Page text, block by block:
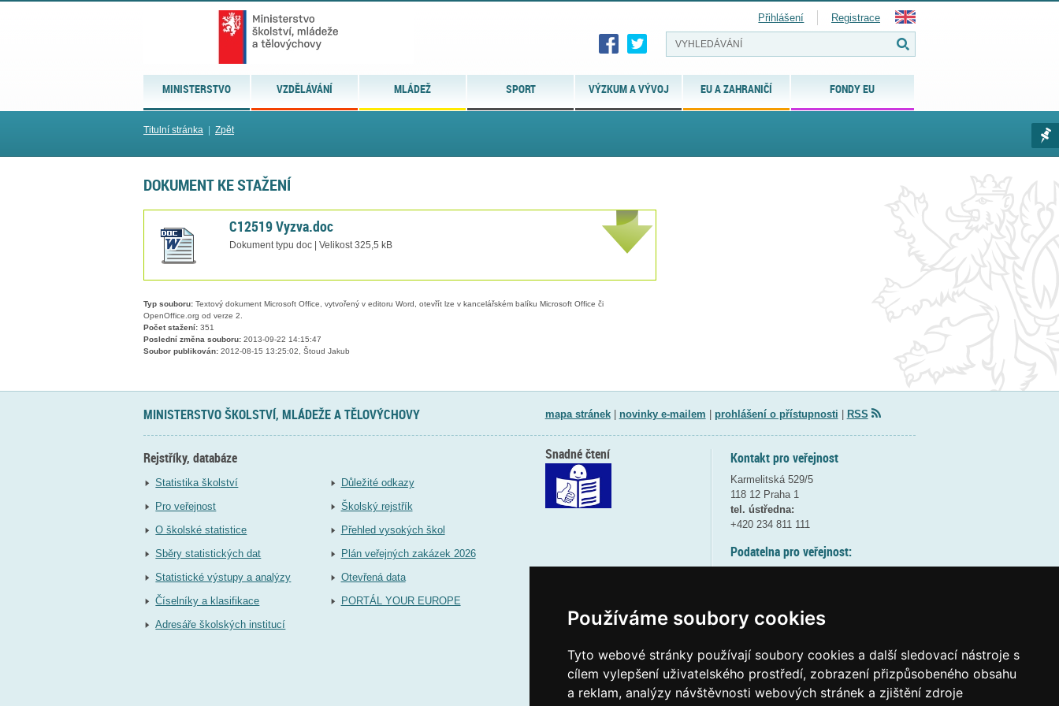
Používáme soubory cookies
Tyto webové stránky používají soubory cookies a další sledovací nástroje s
cílem vylepšení uživatelského prostředí, zobrazení přizpůsobeného obsahu
a reklam, analýzy návštěvnosti webových stránek a zjištění zdroje
MINISTERSTVO VZDĚLÁVÁNÍ MLÁDEŽ SPORT VÝZKUM A VÝVOJ EU A ZAHRANIČÍ FONDY EU
Přihlášení Registrace
Titulní stránka Zpět
DOKUMENT KE STAŽENÍ
C12519 Vyzva.doc
Dokument typu doc | Velikost 325,5 kB
Typ souboru: Textový dokument Microsoft Office, vytvořený v editoru Word, otevřít lze v kancelářském balíku Microsoft Office či
OpenOffice.org od verze 2.
Počet stažení: 351
Poslední změna souboru: 2013-09-22 14:15:47
Soubor publikován: 2012-08-15 13:25:02, Štoud Jakub
MINISTERSTVO ŠKOLSTVÍ, MLÁDEŽE A TĚLOVÝCHOVY mapa stránek| novinky e-mailem prohlášení o přístupnosti RSS
Rejstříky, databáze
Statistika školství
Pro veřejnost
O školské statistice
Sběry statistických dat
Statistické výstupy a analýzy
Číselníky a klasifikace
Adresáře školských institucí
Důležité odkazy
Školský rejstřík
Přehled vysokých škol
Plán veřejných zakázek 2026
Otevřená data
PORTÁL YOUR EUROPE
Kontakt pro veřejnost
Karmelitská 529/5
118 12 Praha 1
tel. ústředna:
+420 234 811 111
Podatelna pro veřejnost:
(více informací
Elektronická podatelna:
posta@msmtgov cz
Snadné čtení